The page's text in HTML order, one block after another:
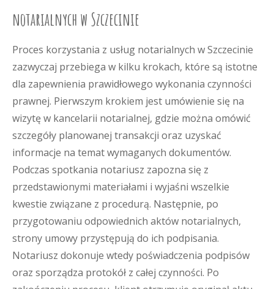
notarialnych w Szczecinie
Proces korzystania z usług notarialnych w Szczecinie
zazwyczaj przebiega w kilku krokach, które są istotne
dla zapewnienia prawidłowego wykonania czynności
prawnej. Pierwszym krokiem jest umówienie się na
wizytę w kancelarii notarialnej, gdzie można omówić
szczegóły planowanej transakcji oraz uzyskać
informacje na temat wymaganych dokumentów.
Podczas spotkania notariusz zapozna się z
przedstawionymi materiałami i wyjaśni wszelkie
kwestie związane z procedurą. Następnie, po
przygotowaniu odpowiednich aktów notarialnych,
strony umowy przystępują do ich podpisania.
Notariusz dokonuje wtedy poświadczenia podpisów
oraz sporządza protokół z całej czynności. Po